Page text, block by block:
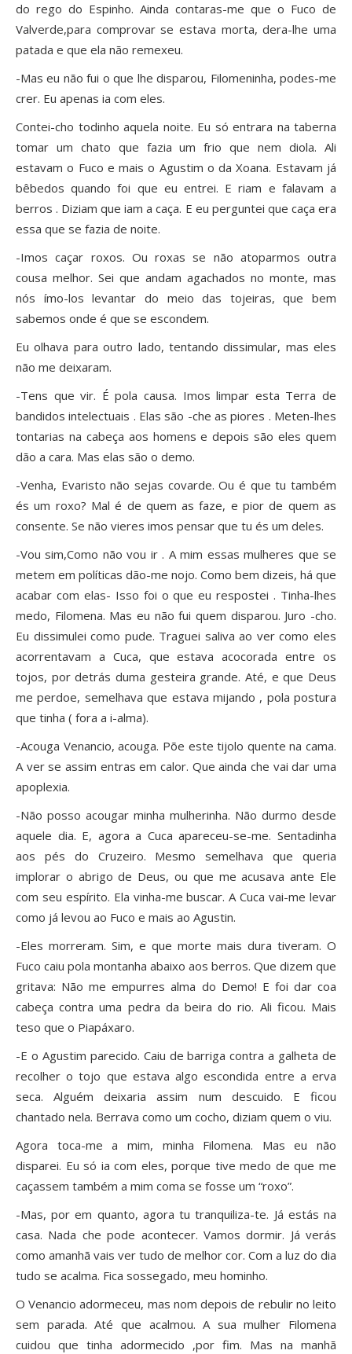
do rego do Espinho. Ainda contaras-me que o Fuco de
Valverde,para comprovar se estava morta, dera-lhe uma
patada e que ela não remexeu.
-Mas eu não fui o que lhe disparou, Filomeninha, podes-me
crer. Eu apenas ia com eles.
Contei-cho todinho aquela noite. Eu só entrara na taberna
tomar um chato que fazia um frio que nem diola. Ali
estavam o Fuco e mais o Agustim o da Xoana. Estavam já
bêbedos quando foi que eu entrei. E riam e falavam a
berros . Diziam que iam a caça. E eu perguntei que caça era
essa que se fazia de noite.
-Imos caçar roxos. Ou roxas se não atoparmos outra
cousa melhor. Sei que andam agachados no monte, mas
nós ímo-los levantar do meio das tojeiras, que bem
sabemos onde é que se escondem.
Eu olhava para outro lado, tentando dissimular, mas eles
não me deixaram.
-Tens que vir. É pola causa. Imos limpar esta Terra de
bandidos intelectuais . Elas são -che as piores . Meten-lhes
tontarias na cabeça aos homens e depois são eles quem
dão a cara. Mas elas são o demo.
-Venha, Evaristo não sejas covarde. Ou é que tu também
és um roxo? Mal é de quem as faze, e pior de quem as
consente. Se não vieres imos pensar que tu és um deles.
-Vou sim,Como não vou ir . A mim essas mulheres que se
metem em políticas dão-me nojo. Como bem dizeis, há que
acabar com elas- Isso foi o que eu respostei . Tinha-lhes
medo, Filomena. Mas eu não fui quem disparou. Juro -cho.
Eu dissimulei como pude. Traguei saliva ao ver como eles
acorrentavam a Cuca, que estava acocorada entre os
tojos, por detrás duma gesteira grande. Até, e que Deus
me perdoe, semelhava que estava mijando , pola postura
que tinha ( fora a i-alma).
-Acouga Venancio, acouga. Põe este tijolo quente na cama.
A ver se assim entras em calor. Que ainda che vai dar uma
apoplexia.
-Não posso acougar minha mulherinha. Não durmo desde
aquele dia. E, agora a Cuca apareceu-se-me. Sentadinha
aos pés do Cruzeiro. Mesmo semelhava que queria
implorar o abrigo de Deus, ou que me acusava ante Ele
com seu espírito. Ela vinha-me buscar. A Cuca vai-me levar
como já levou ao Fuco e mais ao Agustin.
-Eles morreram. Sim, e que morte mais dura tiveram. O
Fuco caiu pola montanha abaixo aos berros. Que dizem que
gritava: Não me empurres alma do Demo! E foi dar coa
cabeça contra uma pedra da beira do rio. Ali ficou. Mais
teso que o Piapáxaro.
-E o Agustim parecido. Caiu de barriga contra a galheta de
recolher o tojo que estava algo escondida entre a erva
seca. Alguém deixaria assim num descuido. E ficou
chantado nela. Berrava como um cocho, diziam quem o viu.
Agora toca-me a mim, minha Filomena. Mas eu não
disparei. Eu só ia com eles, porque tive medo de que me
caçassem também a mim coma se fosse um “roxo”.
-Mas, por em quanto, agora tu tranquiliza-te. Já estás na
casa. Nada che pode acontecer. Vamos dormir. Já verás
como amanhã vais ver tudo de melhor cor. Com a luz do dia
tudo se acalma. Fica sossegado, meu hominho.
O Venancio adormeceu, mas nom depois de rebulir no leito
sem parada. Até que acalmou. A sua mulher Filomena
cuidou que tinha adormecido ,por fim. Mas na manhã